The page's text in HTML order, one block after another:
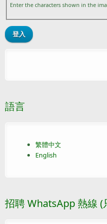
Enter the characters shown in the
語言
繁體中文
English
招聘 WhatsApp 熱線 (